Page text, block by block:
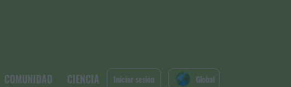
COMUNIDAD CIENCIA Iniciar sesión Global